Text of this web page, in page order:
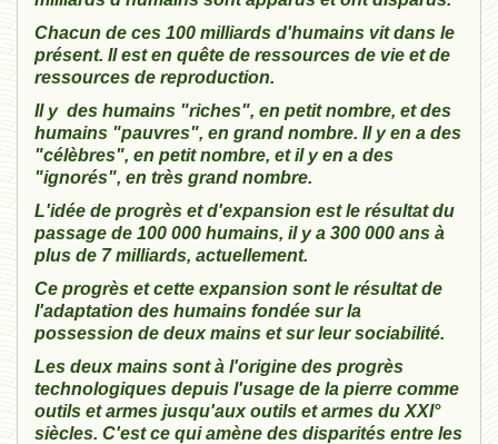
Chacun de ces 100 milliards d'humains vit dans le
présent. Il est en quête de ressources de vie et de
ressources de reproduction.
Il y des humains "riches", en petit nombre, et des
humains "pauvres", en grand nombre. Il y en a des
"célèbres", en petit nombre, et il y en a des
"ignorés", en très grand nombre.
L'idée de progrès et d'expansion est le résultat du
passage de 100 000 humains, il y a 300 000 ans à
plus de 7 milliards, actuellement.
Ce progrès et cette expansion sont le résultat de
l'adaptation des humains fondée sur la
possession de deux mains et sur leur sociabilité.
Les deux mains sont à l'origine des progrès
technologiques depuis l'usage de la pierre comme
outils et armes jusqu'aux outils et armes du XXI°
siècles. C'est ce qui amène des disparités entre les